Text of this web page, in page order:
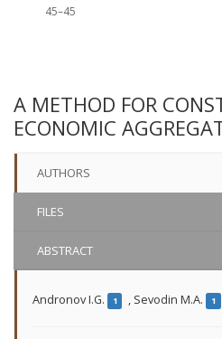
45–45
A METHOD FOR
ECONOMIC
AUTHORS
FILES
ABSTRACT
Andronov I.G. 1 , Sevodin M.A. 1